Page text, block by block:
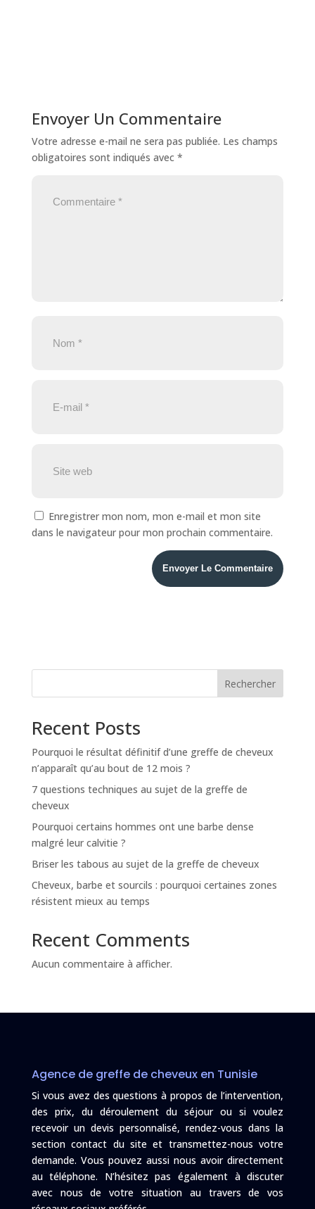
Envoyer Un Commentaire
Votre adresse e-mail ne sera pas publiée. Les champs
obligatoires sont indiqués avec *
Enregistrer mon nom, mon e-mail et mon site
dans le navigateur pour mon prochain commentaire.
Rechercher
Recent Posts
Pourquoi le résultat définitif d’une greffe de cheveux
n’apparaît qu’au bout de 12 mois ?
7 questions techniques au sujet de la greffe de
cheveux
Pourquoi certains hommes ont une barbe dense
malgré leur calvitie ?
Briser les tabous au sujet de la greffe de cheveux
Cheveux, barbe et sourcils : pourquoi certaines zones
résistent mieux au temps
Recent Comments
Aucun commentaire à afficher.
Agence de greffe de cheveux en Tunisie
Si vous avez des questions à propos de l’intervention,
des prix, du déroulement du séjour ou si voulez
recevoir un devis personnalisé, rendez-vous dans la
section contact du site et transmettez-nous votre
demande. Vous pouvez aussi nous avoir directement
au téléphone. N’hésitez pas également à discuter
avec nous de votre situation au travers de vos